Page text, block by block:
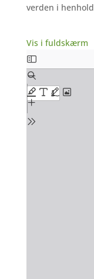
verden i
Vis i fuldskærm
Skip
to
PDF
content